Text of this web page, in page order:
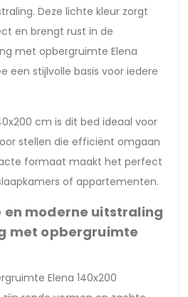
Deze lichte kleur zorgt
en brengt rust in de
met opbergruimte Elena
een stijlvolle basis voor iedere
cm is dit bed ideaal voor
stellen die efficiënt omgaan
formaat maakt het perfect
of appartementen.
en moderne uitstraling
met opbergruimte
Elena 140x200